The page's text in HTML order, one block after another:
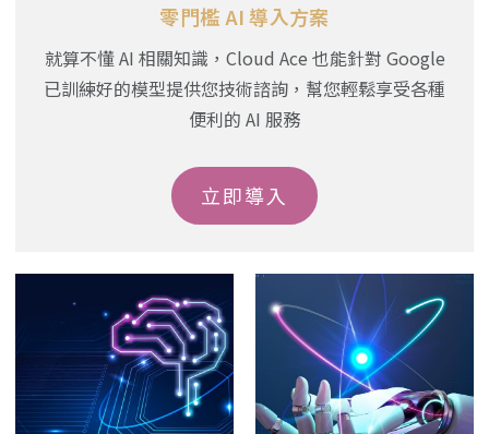
零門檻 AI 導入方案
就算不懂 AI 相關知識，Cloud Ace 也能針對 Google
已訓練好的模型提供您技術諮詢，幫您輕鬆享受各種
便利的 AI 服務
立即導入